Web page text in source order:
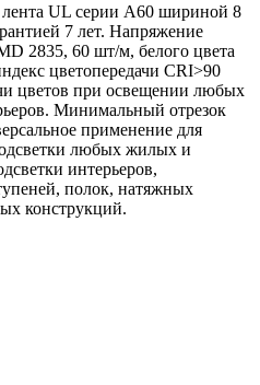
лента UL серии A60 шириной 8
7 лет. Напряжение
2835, 60 шт/м, белого цвета
цветопередачи CRI>90
цветов при освещении любых
Минимальный отрезок
применение для
любых жилых и
интерьеров,
полок, натяжных
конструкций.